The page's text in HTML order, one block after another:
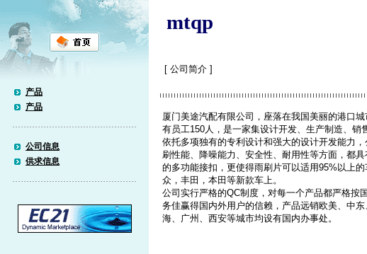
产品
产品
公司信息
供求信息
mtqp
[ 公司简介 ]
厦门美途汽配有限公司，座落在我国美丽的港口
有员工150人，是一家集设计开发、生产制造、销
依托多项独有的专利设计和强大的设计开发能力
刷性能、降噪能力、安全性、耐用性等方面，都
的多功能接扣，更使得雨刷片可以适用95%以上
众，丰田，本田等新款车上。
公司实行严格的QC制度，对每一个产品都严格按
务佳赢得国内外用户的信赖，产品远销欧美、中
海、广州、西安等城市均设有国内办事处。